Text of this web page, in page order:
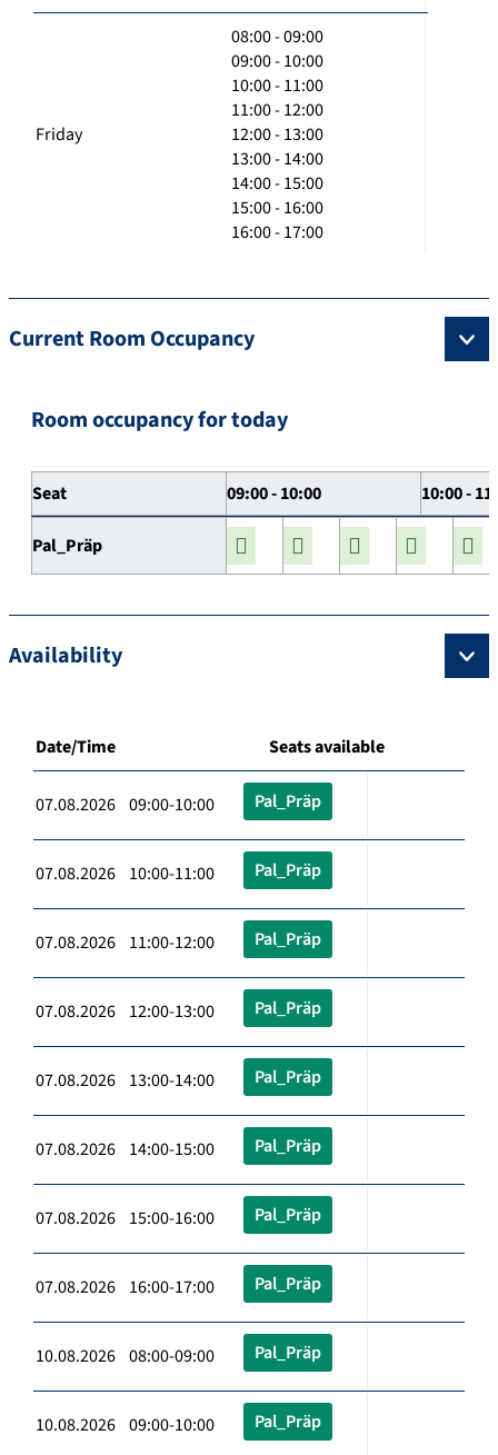
Friday
08:00 - 09:00
09:00 - 10:00
10:00 - 11:00
11:00 - 12:00
12:00 - 13:00
13:00 - 14:00
14:00 - 15:00
15:00 - 16:00
16:00 - 17:00
Current Room Occupancy
Room occupancy for today
Seat 09:00 - 10:00 10:00 -
Pal_Präp
Availability
Date/Time Seats available
07.08.2026 09:00-10:00 Pal_Präp
07.08.2026 10:00-11:00 Pal_Präp
07.08.2026 11:00-12:00 Pal_Präp
07.08.2026 12:00-13:00 Pal_Präp
07.08.2026 13:00-14:00 Pal_Präp
07.08.2026 14:00-15:00 Pal_Präp
07.08.2026 15:00-16:00 Pal_Präp
07.08.2026 16:00-17:00 Pal_Präp
10.08.2026 08:00-09:00 Pal_Präp
10.08.2026 09:00-10:00 Pal_Präp